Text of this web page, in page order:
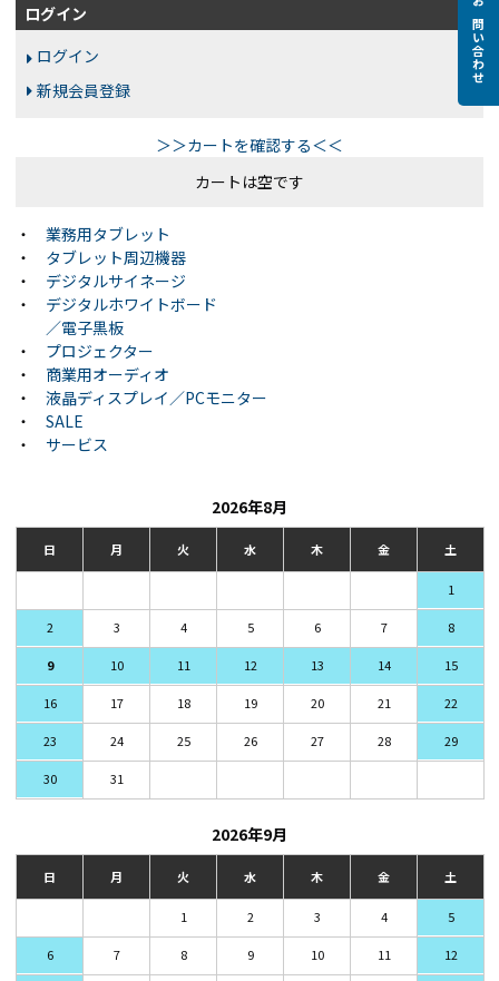
お問い合わせ
ログイン
ログイン
新規会員登録
＞＞カートを確認する＜＜
カートは空です
・
業務用タブレット
・
タブレット周辺機器
・
デジタルサイネージ
・
デジタルホワイトボード
／電子黒板
・
プロジェクター
・
商業用オーディオ
・
液晶ディスプレイ／PCモニター
・
SALE
・
サービス
2026年8月
日 月 火 水 木 金 土
1
2 3 4 5 6 7 8
9 10 11 12 13 14 15
16 17 18 19 20 21 22
23 24 25 26 27 28 29
30 31
2026年9月
日 月 火 水 木 金 土
1 2 3 4 5
6 7 8 9 10 11 12